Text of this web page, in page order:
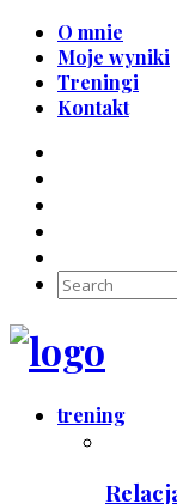
O mnie
Moje wyniki
Treningi
Kontakt
trening